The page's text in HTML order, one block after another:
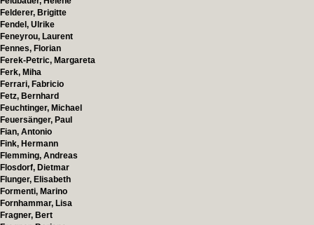
Felderer, Brigitte
Fendel, Ulrike
Feneyrou, Laurent
Fennes, Florian
Ferek-Petric, Margareta
Ferk, Miha
Ferrari, Fabricio
Fetz, Bernhard
Feuchtinger, Michael
Feuersänger, Paul
Fian, Antonio
Fink, Hermann
Flemming, Andreas
Flosdorf, Dietmar
Flunger, Elisabeth
Formenti, Marino
Fornhammar, Lisa
Fragner, Bert